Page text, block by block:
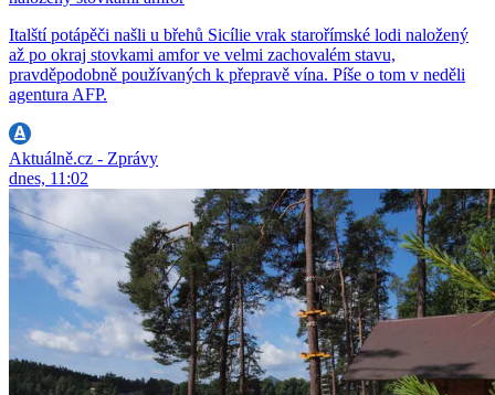
Italští potápěči našli u břehů Sicílie vrak starořímské lodi naložený
až po okraj stovkami amfor ve velmi zachovalém stavu,
pravděpodobně používaných k přepravě vína. Píše o tom v neděli
agentura AFP.
Aktuálně.cz - Zprávy
dnes, 11:02